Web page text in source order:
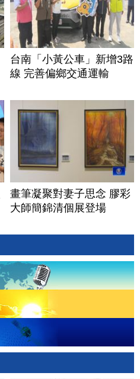
台南「小黃公車」新增3路
線 完善偏鄉交通運輸
畫筆凝聚對妻子思念 膠彩
大師簡錦清個展登場